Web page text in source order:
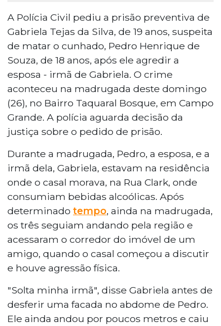
A Polícia Civil pediu a prisão preventiva de
Gabriela Tejas da Silva, de 19 anos, suspeita
de matar o cunhado, Pedro Henrique de
Souza, de 18 anos, após ele agredir a
esposa - irmã de Gabriela. O crime
aconteceu na madrugada deste domingo
(26), no Bairro Taquaral Bosque, em Campo
Grande. A polícia aguarda decisão da
justiça sobre o pedido de prisão.
Durante a madrugada, Pedro, a esposa, e a
irmã dela, Gabriela, estavam na residência
onde o casal morava, na Rua Clark, onde
consumiam bebidas alcoólicas. Após
determinado tempo, ainda na madrugada,
os três seguiam andando pela região e
acessaram o corredor do imóvel de um
amigo, quando o casal começou a discutir
e houve agressão física.
"Solta minha irmã", disse Gabriela antes de
desferir uma facada no abdome de Pedro.
Ele ainda andou por poucos metros e caiu